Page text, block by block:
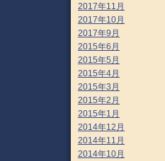
2017年11月
2017年10月
2017年9月
2015年6月
2015年5月
2015年4月
2015年3月
2015年2月
2015年1月
2014年12月
2014年11月
2014年10月